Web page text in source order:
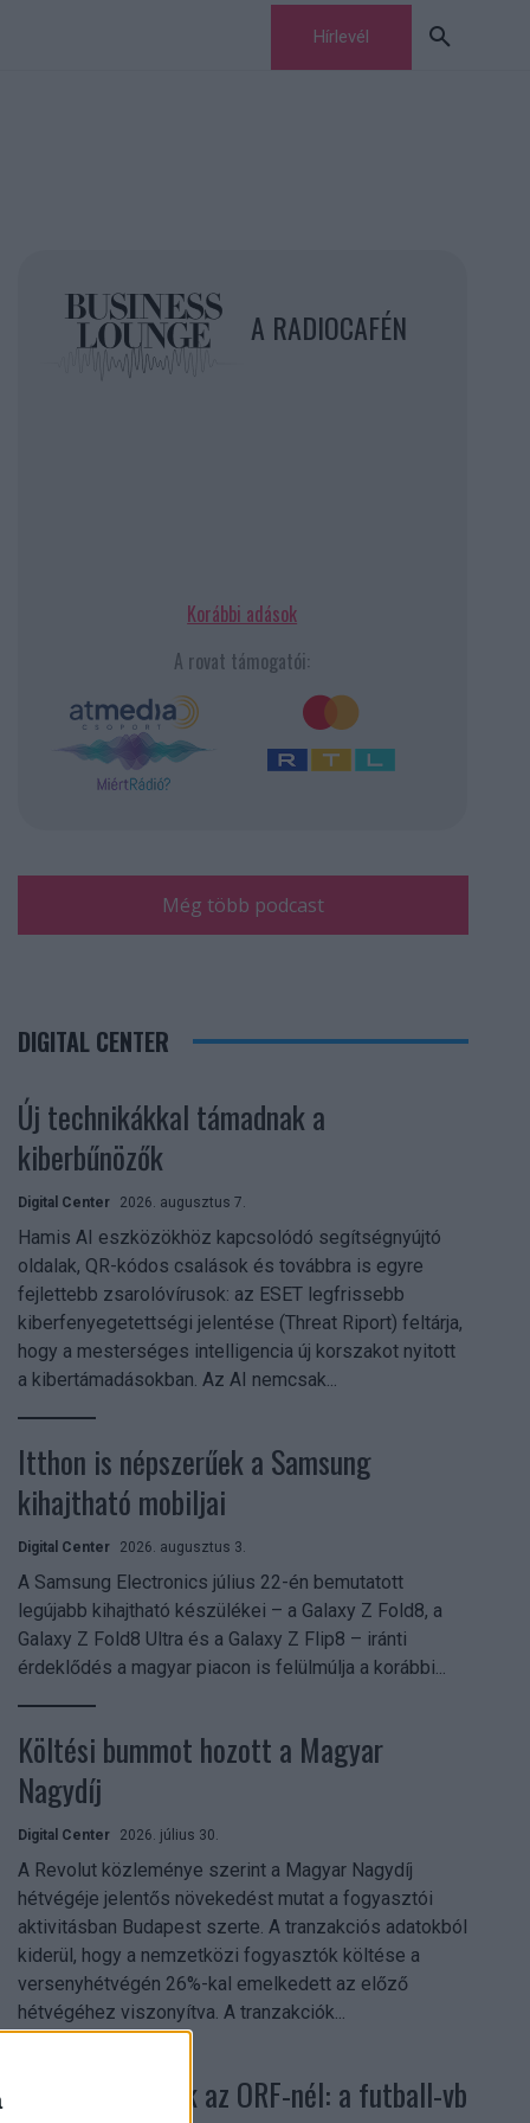
Hírlevél
A RADIOCAFÉN
Korábbi adások
A rovat támogatói:
Még több podcast
DIGITAL CENTER
Új technikákkal támadnak a
kiberbűnözők
Digital Center 2026. augusztus 7.
Hamis AI eszközökhöz kapcsolódó segítségnyújtó
oldalak, QR-kódos csalások és továbbra is egyre
fejlettebb zsarolóvírusok: az ESET legfrissebb
kiberfenyegetettségi jelentése (Threat Riport) feltárja,
hogy a mesterséges intelligencia új korszakot nyitott
a kibertámadásokban. Az AI nemcsak...
Itthon is népszerűek a Samsung
kihajtható mobiljai
Digital Center 2026. augusztus 3.
A Samsung Electronics július 22-én bemutatott
legújabb kihajtható készülékei – a Galaxy Z Fold8, a
Galaxy Z Fold8 Ultra és a Galaxy Z Flip8 – iránti
érdeklődés a magyar piacon is felülmúlja a korábbi...
Költési bummot hozott a Magyar
Nagydíj
Digital Center 2026. július 30.
A Revolut közleménye szerint a Magyar Nagydíj
hétvégéje jelentős növekedést mutat a fogyasztói
aktivitásban Budapest szerte. A tranzakciós adatokból
kiderül, hogy a nemzetközi fogyasztók költése a
versenyhétvégén 26%-kal emelkedett az előző
hétvégéhez viszonyítva. A tranzakciók...
Rekordok dőltek az ORF-nél: a futball-vb